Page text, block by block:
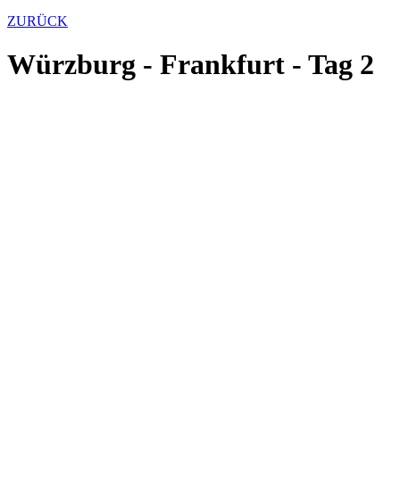
ZURÜCK
Würzburg - Frankfurt - Tag 2